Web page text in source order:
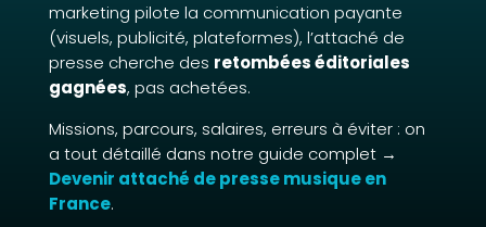
marketing pilote la communication payante
(visuels, publicité, plateformes), l’attaché de
presse cherche des retombées éditoriales
gagnées, pas achetées.
Missions, parcours, salaires, erreurs à éviter : on
a tout détaillé dans notre guide complet →
Devenir attaché de presse musique en
France.